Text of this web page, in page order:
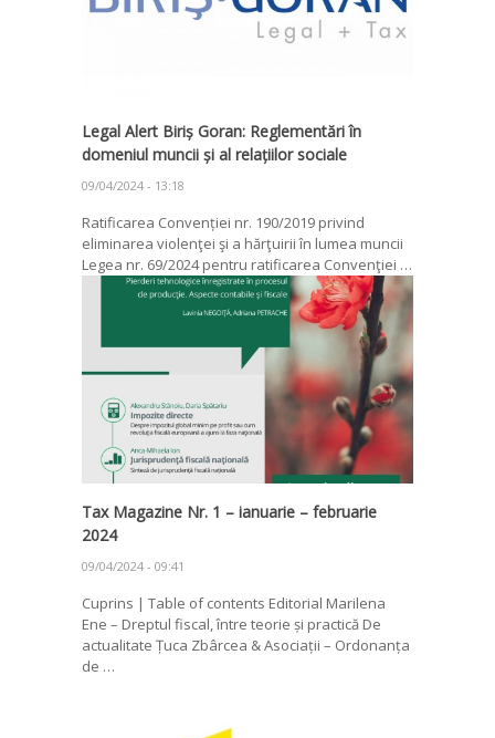
Legal Alert Biriș Goran: Reglementări în
domeniul muncii și al relațiilor sociale
09/04/2024 - 13:18
Ratificarea Convenției nr. 190/2019 privind
eliminarea violenţei şi a hărţuirii în lumea muncii
Legea nr. 69/2024 pentru ratificarea Convenţiei …
Tax Magazine Nr. 1 – ianuarie – februarie
2024
09/04/2024 - 09:41
Cuprins | Table of contents Editorial Marilena
Ene – Dreptul fiscal, între teorie și practică De
actualitate Țuca Zbârcea & Asociații – Ordonanța
de …